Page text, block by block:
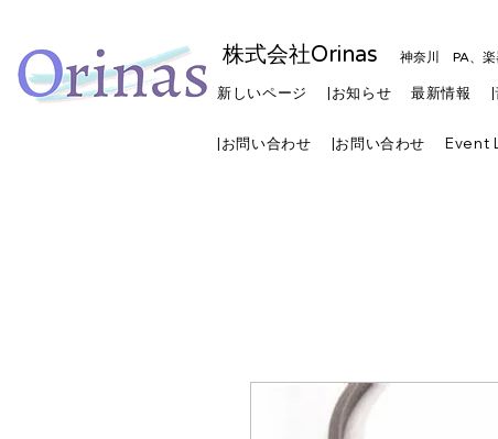
株式会社Orinas 神奈川 PA、楽
新しいページ |お知らせ 最新情報 |
|お問い合わせ |お問い合わせ Event